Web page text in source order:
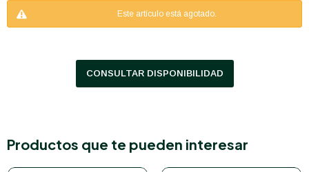
Este artículo está agotado.
CONSULTAR DISPONIBILIDAD
Productos que te pueden interesar